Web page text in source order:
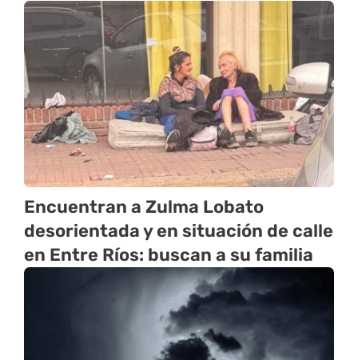
Encuentran a Zulma Lobato
desorientada y en situación de calle
en Entre Ríos: buscan a su familia